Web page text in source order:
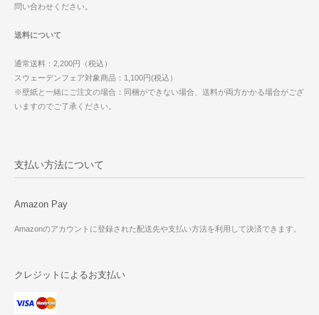
問い合わせください。
送料について
通常送料：2,200円（税込）
スウェーデンフェア対象商品：1,100円(税込）
※壁紙と一緒にご注文の場合：同梱ができない場合、送料が両方かかる場合がござ
いますのでご了承ください。
支払い方法について
Amazon Pay
Amazonのアカウントに登録された配送先や支払い方法を利用して決済できます。
クレジットによるお支払い